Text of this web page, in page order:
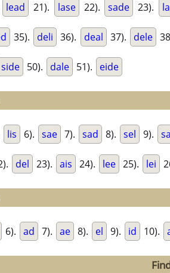
lead 21). lase 22). sade 23).
35). deli 36). deal 37). dele
side 50). dale 51). eide
lis 6). sae 7). sad 8). sel 9).
del 23). ais 24). lee 25). lei
6). ad 7). ae 8). el 9). id 10).